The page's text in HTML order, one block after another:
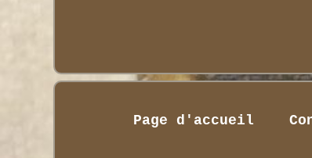
Page d'accueil